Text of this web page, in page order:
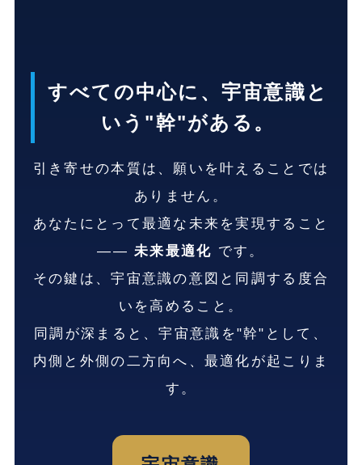
すべての中心に、宇宙意識と
いう"幹"がある。
引き寄せの本質は、願いを叶えることでは
ありません。
あなたにとって最適な未来を実現すること
――未来最適化 です。
その鍵は、宇宙意識の意図と同調する度合
いを高めること。
同調が深まると、宇宙意識を"幹"として、
内側と外側の二方向へ、最適化が起こりま
す。